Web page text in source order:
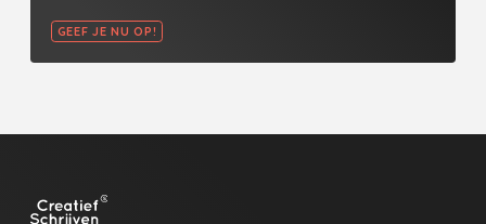
GEEF JE NU OP!